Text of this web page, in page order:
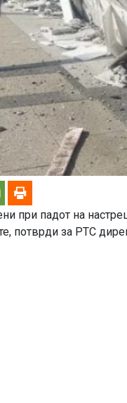
при падот на
потврди за РТС